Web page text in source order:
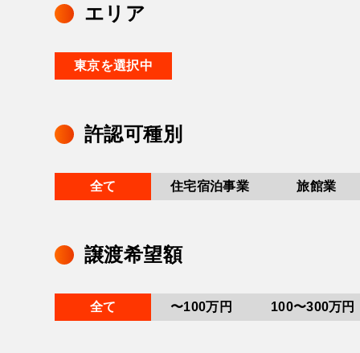
エリア
東京を選択中
許認可種別
全て 住宅宿泊事業 旅館業
譲渡希望額
全て 〜100万円 100〜300万円